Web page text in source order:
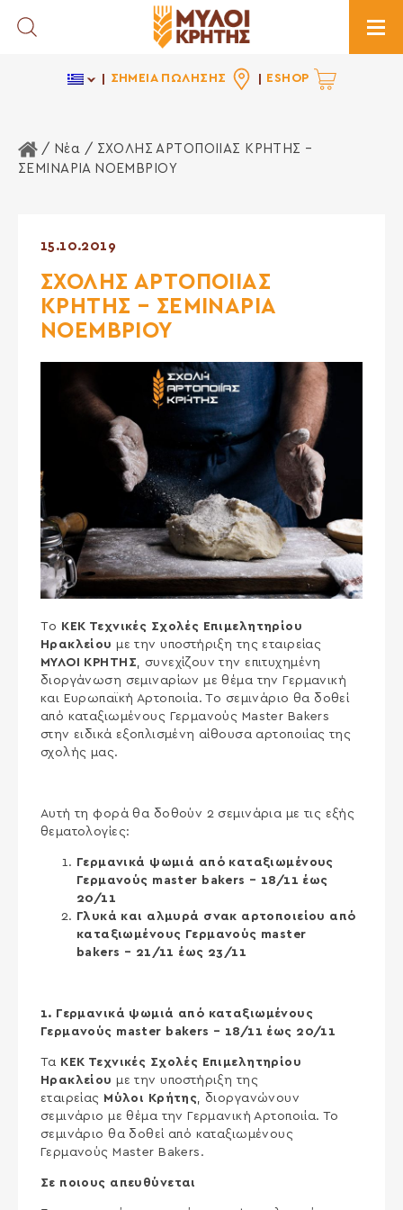
Toggle Search
ΣΗΜΕΙΑ ΠΩΛΗΣΗΣ ESHOP
Αρχική Σελίδα
/ Νέα / ΣΧΟΛΗΣ ΑΡΤΟΠΟΙΙΑΣ ΚΡΗΤΗΣ –
ΣΕΜΙΝΑΡΙΑ ΝΟΕΜΒΡΙΟΥ
15.10.2019
ΣΧΟΛΗΣ ΑΡΤΟΠΟΙΙΑΣ
ΚΡΗΤΗΣ – ΣΕΜΙΝΑΡΙΑ
ΝΟΕΜΒΡΙΟΥ
Τo
ΚΕΚ Τεχνικές Σχολές Επιμελητηρίου
Ηρακλείου με την υποστήριξη της εταιρείας
ΜΥΛΟΙ ΚΡΗΤΗΣ, συνεχίζουν την επιτυχημένη
διοργάνωση σεμιναρίων με θέμα την Γερμανική
και Ευρωπαϊκή Αρτοποιία. Το σεμινάριο θα δοθεί
από καταξιωμένους Γερμανούς Master Bakers
στην ειδικά εξοπλισμένη αίθουσα αρτοποιίας της
σχολής μας.
Αυτή τη φορά θα δοθούν 2 σεμινάρια με τις εξής
θεματολογίες:
Γερμανικά ψωμιά από καταξιωμένους
Γερμανούς master bakers – 18/11 έως
20/11
Γλυκά και αλμυρά σνακ αρτοποιείου από
καταξιωμένους Γερμανούς master
bakers – 21/11 έως 23/11
1. Γερμανικά ψωμιά από καταξιωμένους
Γερμανούς master bakers – 18/11 έως 20/11
Τα ΚΕΚ Τεχνικές Σχολές Επιμελητηρίου
Ηρακλείου με την υποστήριξη της
εταιρείας Μύλοι Κρήτης, διοργανώνουν
σεμινάριο με θέμα την Γερμανική Αρτοποιία. Το
σεμινάριο θα δοθεί από καταξιωμένους
Γερμανούς Master Bakers.
Σε ποιους απευθύνεται